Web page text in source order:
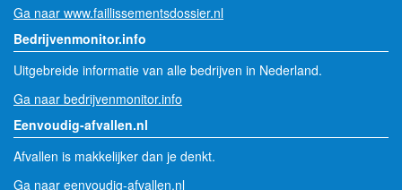
Ga naar www.faillissementsdossier.nl
Bedrijvenmonitor.info
Uitgebreide informatie van alle bedrijven in Nederland.
Ga naar bedrijvenmonitor.info
Eenvoudig-afvallen.nl
Afvallen is makkelijker dan je denkt.
Ga naar eenvoudig-afvallen.nl